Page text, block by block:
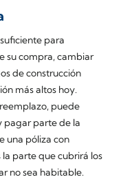
para
su compra, cambiar
de construcción
más altos hoy.
puede
pagar parte de la
una póliza con
parte que cubrirá los
no sea habitable.